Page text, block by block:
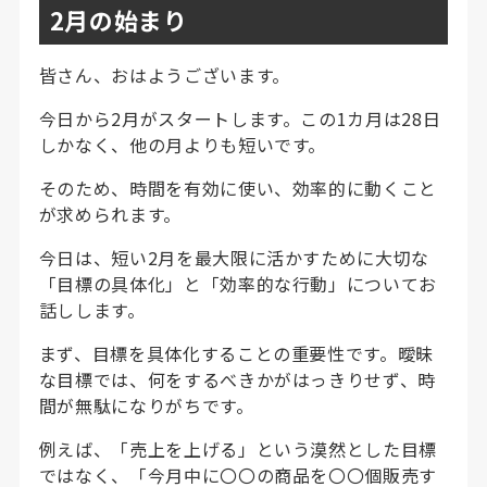
2月の始まり
皆さん、おはようございます。
今日から2月がスタートします。この1カ月は28日
しかなく、他の月よりも短いです。
そのため、時間を有効に使い、効率的に動くこと
が求められます。
今日は、短い2月を最大限に活かすために大切な
「目標の具体化」と「効率的な行動」についてお
話しします。
まず、目標を具体化することの重要性です。曖昧
な目標では、何をするべきかがはっきりせず、時
間が無駄になりがちです。
例えば、「売上を上げる」という漠然とした目標
ではなく、「今月中に〇〇の商品を〇〇個販売す